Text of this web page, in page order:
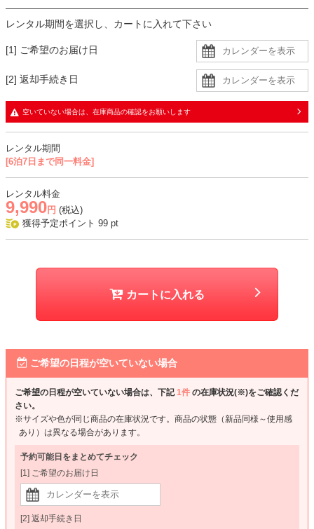
コーデのポイント
スーツの色味よりも濃い小物がおすすめです。
メリハリが加わり、スーツの明るさがより際立ちます。
ブラウン系の小物は優しさを、ブラック系は大人っぽさを引き立てま
生地
・ジャケットとスカートはやや薄手のツイード生地に同色裏地の二枚
重ね
・ブラウスはさらっとした柔らかい生地
入学式、卒業式、学校行事、式典、七五三、お宮参りなど
レンタル期間を選択し、カートに入れて下さい
[1] ご希望のお届け日
[2] 返却手続き日
空いていない場合は、在庫商品の確認をお願いします
レンタル期間
[6泊7日まで同一料金]
レンタル料金
9,990 円 (税込)
獲得予定ポイント 99 pt
カートに入れる
ご希望の日程が空いていない場合
ご希望の日程が空いていない場合は、下記 1件 の在庫状況(※)をご確認くだ
さい。
※サイズや色が同じ商品の在庫状況です。商品の状態（新品同様～使用感
あり）は異なる場合があります。
予約可能日をまとめてチェック
[1] ご希望のお届け日
[2] 返却手続き日